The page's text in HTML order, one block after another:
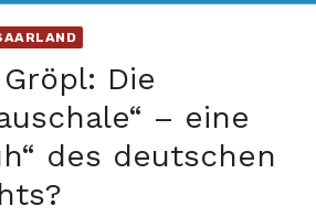
Die
– eine
des deutschen